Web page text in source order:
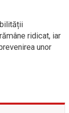
ridicat, iar
unor